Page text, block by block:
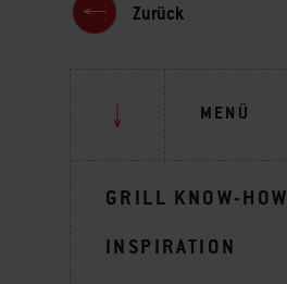
Zurück
MENÜ
GRILL KNOW-HOW
INSPIRATION